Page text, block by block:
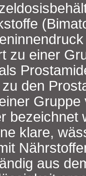
zu einer
den
Gruppe
bezeichnet
klare,
aus